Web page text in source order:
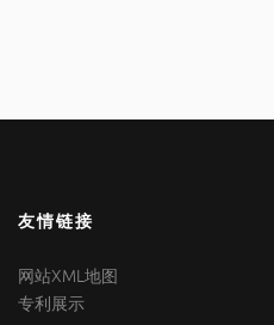
友情链接
网站XML地图
专利展示